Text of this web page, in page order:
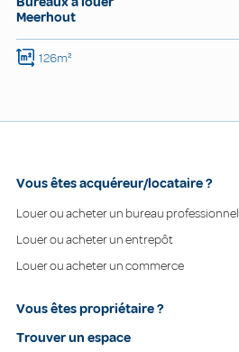
Meerhout
126m²
Vous êtes acquéreur/locataire ?
Louer ou acheter un bureau professionnel
Louer ou acheter un entrepôt
Louer ou acheter un commerce
Vous êtes propriétaire ?
Trouver un espace